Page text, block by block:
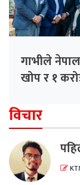
गाभीले
खोप र १
विचार